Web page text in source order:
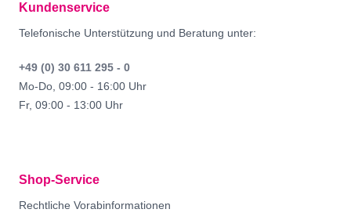
Kundenservice
Telefonische Unterstützung und Beratung unter:
+49 (0) 30 611 295 - 0
Mo-Do, 09:00 - 16:00 Uhr
Fr, 09:00 - 13:00 Uhr
Shop-Service
Rechtliche Vorabinformationen